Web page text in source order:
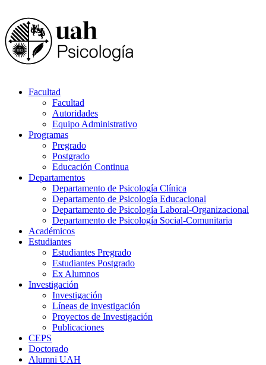
Facultad
Facultad
Autoridades
Equipo Administrativo
Programas
Pregrado
Postgrado
Educación Continua
Departamentos
Departamento de Psicología Clínica
Departamento de Psicología Educacional
Departamento de Psicología Laboral-Organizacional
Departamento de Psicología Social-Comunitaria
Académicos
Estudiantes
Estudiantes Pregrado
Estudiantes Postgrado
Ex Alumnos
Investigación
Investigación
Líneas de investigación
Proyectos de Investigación
Publicaciones
CEPS
Doctorado
Alumni UAH